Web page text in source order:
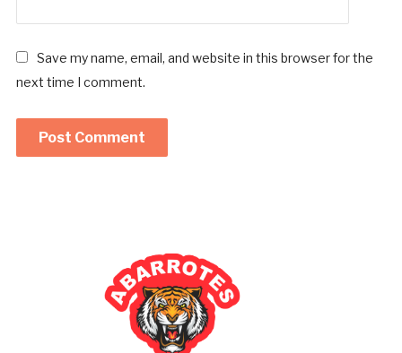
Save my name, email, and website in this browser for the
next time I comment.